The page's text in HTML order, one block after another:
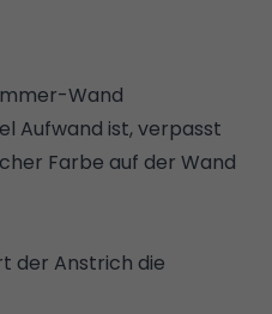
Wand
Aufwand ist, verpasst
Farbe auf der Wand
der Anstrich die